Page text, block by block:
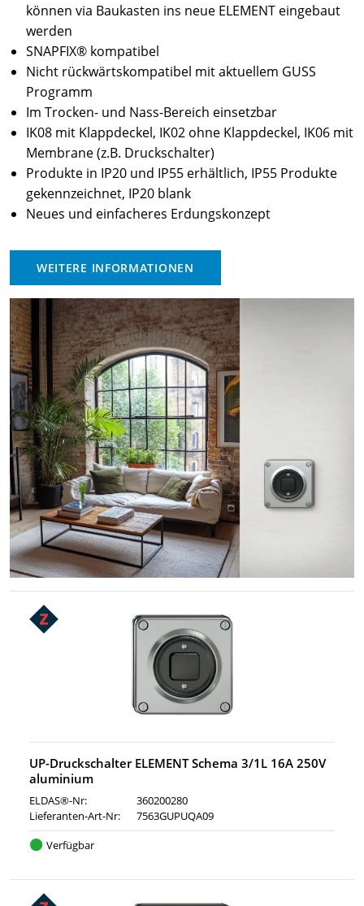
können via Baukasten ins neue ELEMENT eingebaut
werden
SNAPFIX® kompatibel
Nicht rückwärtskompatibel mit aktuellem GUSS
Programm
Im Trocken- und Nass-Bereich einsetzbar
IK08 mit Klappdeckel, IK02 ohne Klappdeckel, IK06 mit
Membrane (z.B. Druckschalter)
Produkte in IP20 und IP55 erhältlich, IP55 Produkte
gekennzeichnet, IP20 blank
Neues und einfacheres Erdungskonzept
WEITERE INFORMATIONEN
UP-Druckschalter ELEMENT Schema 3/1L 16A 250V
aluminium
ELDAS®-Nr:
360200280
Lieferanten-Art-Nr:
7563GUPUQA09
Verfügbar